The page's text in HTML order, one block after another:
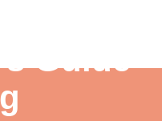
Guide